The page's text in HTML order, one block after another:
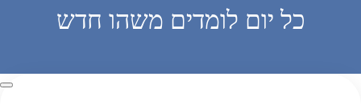
כל יום לומדים משהו חדש